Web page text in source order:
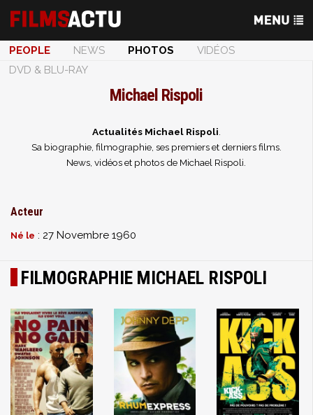
PEOPLE NEWS PHOTOS
VIDÉOS
DVD & BLU-RAY
Michael Rispoli
Actualités Michael Rispoli
Sa biographie, filmographie, ses premiers et derniers films.
News, vidéos et photos de Michael Rispoli.
Acteur
Né le : 27 Novembre 1960
FILMOGRAPHIE MICHAEL RISPOLI